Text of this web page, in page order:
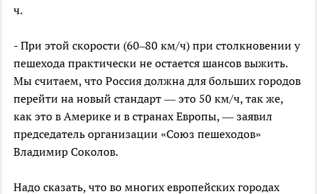
ч.
- При этой скорости (60–80 км/ч) при столкновении у
пешехода практически не остается шансов выжить.
Мы считаем, что Россия должна для больших городов
перейти на новый стандарт — это 50 км/ч, так же,
как это в Америке и в странах Европы, — заявил
председатель организации «Союз пешеходов»
Владимир Соколов.
Надо сказать, что во многих европейских городах